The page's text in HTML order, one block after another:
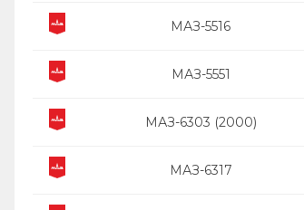
МАЗ-5516
МАЗ-5551
МАЗ-6303 (2000)
МАЗ-6317